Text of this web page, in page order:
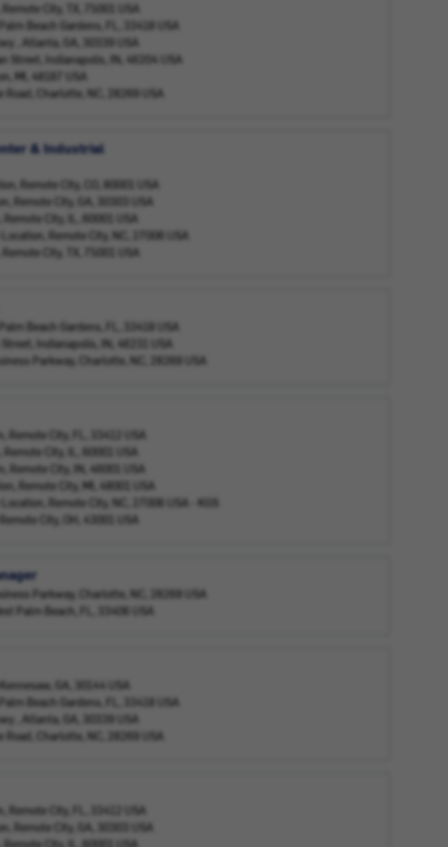
City, TX, 75001 USA
Beach Gardens, FL, 33418 USA
, Atlanta, GA, 30339 USA
Street, Indianapolis, IN, 46204 USA
MI, 48187 USA
Charlotte, NC, 28269 USA
& Industrial
Remote City, CO, 80001 USA
Remote City, GA, 30303 USA
City, IL, 60001 USA
Remote City, NC, 27006 USA
City, TX, 75001 USA
Beach Gardens, FL, 33418 USA
Indianapolis, IN, 46231 USA
Parkway, Charlotte, NC, 28269 USA
Remote City, FL, 33412 USA
City, IL, 60001 USA
Remote City, IN, 46001 USA
Remote City, MI, 48001 USA
Remote City, NC, 27006 USA - KGS
City, OH, 43001 USA
Parkway, Charlotte, NC, 28269 USA
Palm Beach, FL, 33406 USA
GA, 30144 USA
Beach Gardens, FL, 33418 USA
, Atlanta, GA, 30339 USA
Charlotte, NC, 28269 USA
Remote City, FL, 33412 USA
Remote City, GA, 30303 USA